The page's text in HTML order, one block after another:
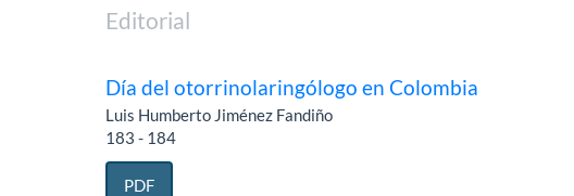
Editorial
Día del otorrinolaringólogo en Colombia
Luis Humberto Jiménez Fandiño
183 - 184
PDF